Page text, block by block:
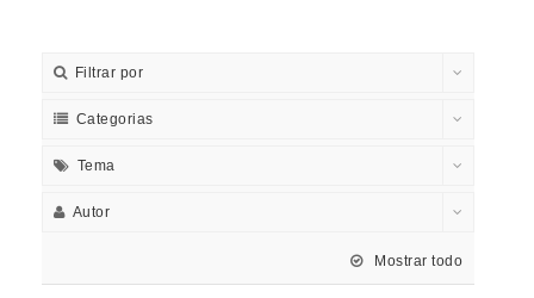
Filtrar por
Categorias
Tema
Autor
Mostrar todo